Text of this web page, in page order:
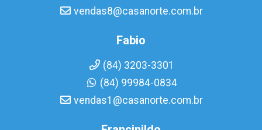
vendas8@casanorte.com.br
Fabio
(84) 3203-3301
(84) 99984-0834
vendas1@casanorte.com.br